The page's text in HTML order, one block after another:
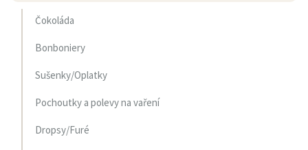
Čokoláda
Bonboniery
Sušenky/Oplatky
Pochoutky a polevy na vaření
Dropsy/Furé